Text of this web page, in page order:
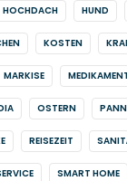
HOCHDACH HUND
KOSTEN
MARKISE
OSTERN
REISEZEIT
SMART HOME